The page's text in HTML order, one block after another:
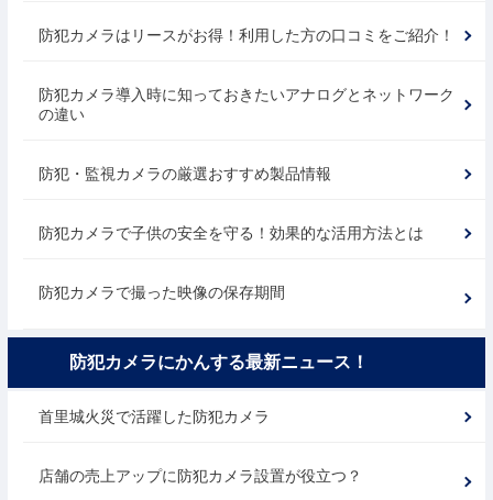
防犯カメラはリースがお得！利用した方の口コミをご紹介！
防犯カメラ導入時に知っておきたいアナログとネットワーク
の違い
防犯・監視カメラの厳選おすすめ製品情報
防犯カメラで子供の安全を守る！効果的な活用方法とは
防犯カメラで撮った映像の保存期間
防犯カメラにかんする最新ニュース！
首里城火災で活躍した防犯カメラ
店舗の売上アップに防犯カメラ設置が役立つ？